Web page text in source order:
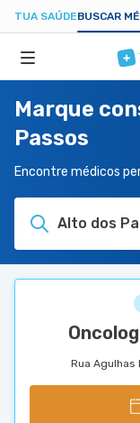
TUA SAÚDEBUSCAR
ESPECIALIDADES
HOSPITAIS
TUASAUDE.COM
Marque
Passos
Encontre médicos
Alto dos
Rua Agulhas